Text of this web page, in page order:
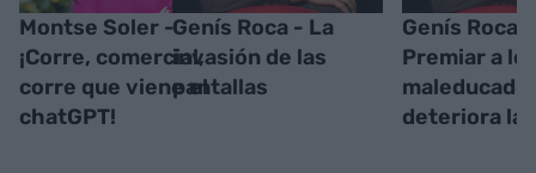
Montse Soler -
¡Corre, comercial,
corre que viene el
chatGPT!
Genís Roca - La
invasión de las
pantallas
Genís Roca -
Premiar a
deteriora la